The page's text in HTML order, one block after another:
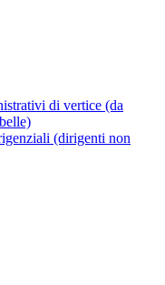
di vertice (da
(dirigenti non